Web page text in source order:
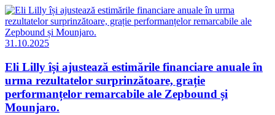
31.10.2025
Eli Lilly își ajustează estimările financiare anuale în
urma rezultatelor surprinzătoare, grație
performanțelor remarcabile ale Zepbound și
Mounjaro.